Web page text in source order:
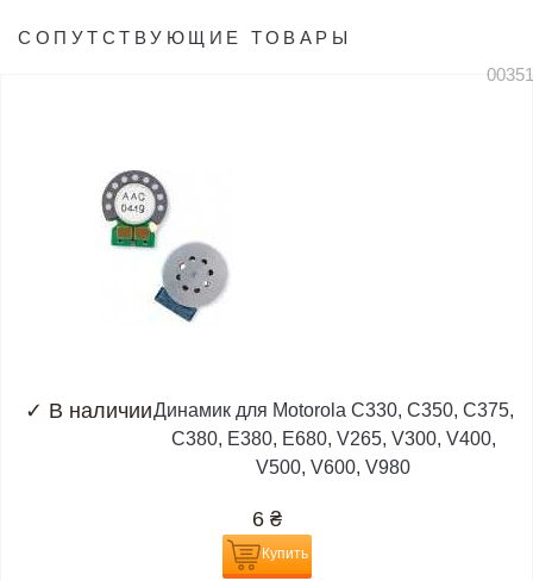
СОПУТСТВУЮЩИЕ ТОВАРЫ
✓ В наличииДинамик для Motorola C330, C350, C375,
C380, E380, E680, V265, V300, V400,
V500, V600, V980
6 ₴
Купить